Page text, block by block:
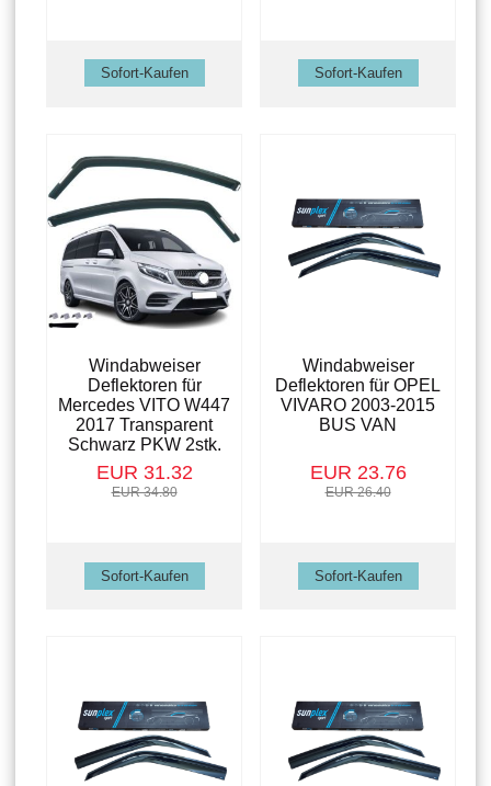
Windabweiser
Deflektoren für
Mercedes VITO W447
2017 Transparent
Schwarz PKW 2stk.
EUR 31.32
EUR 34.80
Windabweiser
Deflektoren für OPEL
VIVARO 2003-2015
BUS VAN
EUR 23.76
EUR 26.40